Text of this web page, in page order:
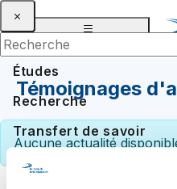
Études
Recherche
Transfert de savoir
À propos
Témoignages
Aucune actualité